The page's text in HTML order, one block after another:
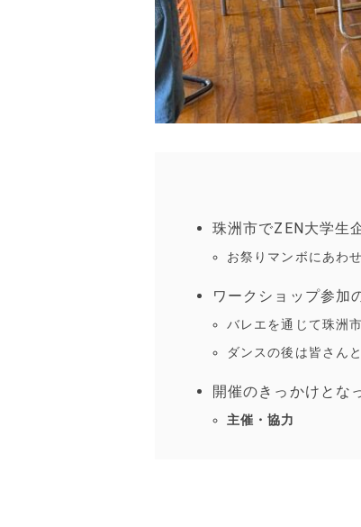
珠洲市でZEN大学生
お祭りマンボにあわ
ワークショップ参加
バレエを通じて珠洲
ダンスの後は皆さん
開催のきっかけとな
主催・協力